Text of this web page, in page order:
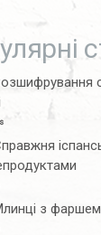
з фаршем